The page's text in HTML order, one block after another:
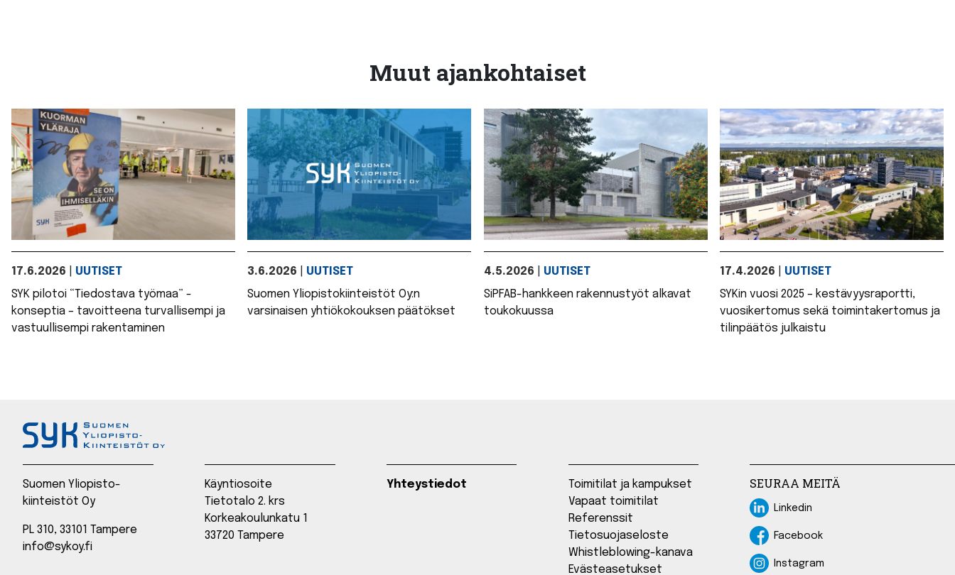
Muut ajankohtaiset
17.6.2026
UUTISET
SYK pilotoi “Tiedostava työmaa” -
konseptia – tavoitteena turvallisempi ja
vastuullisempi rakentaminen
3.6.2026
UUTISET
Suomen Yliopistokiinteistöt Oy:n
varsinaisen yhtiökokouksen päätökset
4.5.2026
UUTISET
SiPFAB-hankkeen rakennustyöt alkavat
toukokuussa
17.4.2026
UUTISET
SYKin vuosi 2025 – kestävyysraportti,
vuosikertomus sekä toimintakertomus ja
tilinpäätös julkaistu
Suomen Yliopisto-
kiinteistöt Oy
PL 310, 33101 Tampere
info@sykoy.fi
Käyntiosoite
Tietotalo 2. krs
Korkeakoulunkatu 1
33720 Tampere
Yhteystiedot
Toimitilat ja kampukset
Vapaat toimitilat
Referenssit
Tietosuojaseloste
Whistleblowing-kanava
Evästeasetukset
SEURAA MEITÄ
LinkedinLinkedin
Facebook
Facebook
Instagram
Instagram